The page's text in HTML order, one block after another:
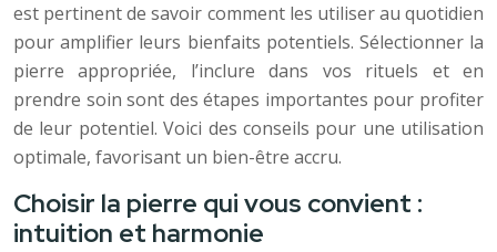
est pertinent de savoir comment les utiliser au quotidien
pour amplifier leurs bienfaits potentiels. Sélectionner la
pierre appropriée, l’inclure dans vos rituels et en
prendre soin sont des étapes importantes pour profiter
de leur potentiel. Voici des conseils pour une utilisation
optimale, favorisant un bien-être accru.
Choisir la pierre qui vous convient :
intuition et harmonie